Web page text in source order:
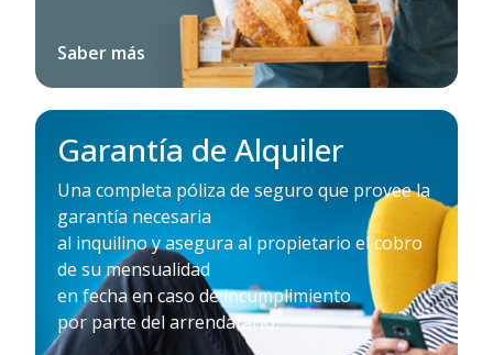
Saber más
Garantía de Alquiler
Una completa póliza de seguro que provee la
garantía necesaria
al inquilino y asegura al propietario el cobro
de su mensualidad
en fecha en caso de incumplimiento
por parte del arrendatario.